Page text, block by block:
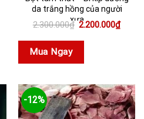
da trắng hồng của người
xưa
2.300.000₫ Giá
là:
2.200.000₫Giá
hiện
Mua Ngay
-12%